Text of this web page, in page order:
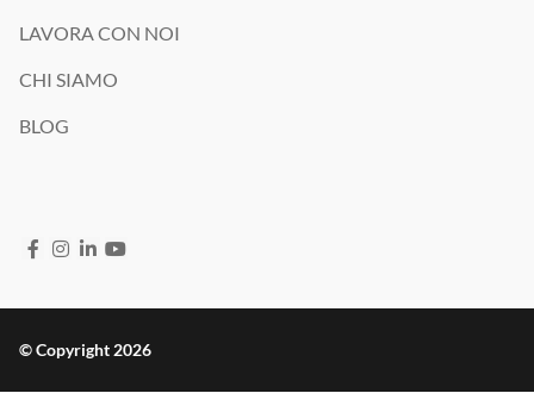
LAVORA CON NOI
CHI SIAMO
BLOG
© Copyright 2026